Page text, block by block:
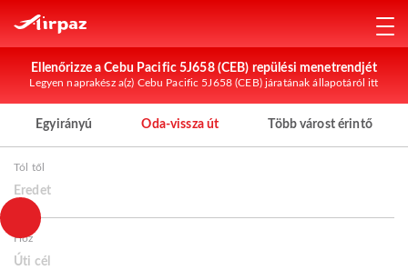
Ellenőrizze a Cebu Pacific 5J658 (CEB) repülési menetrendjét
Legyen naprakész a(z) Cebu Pacific 5J658 (CEB) járatának állapotáról itt
Egyirányú Oda-vissza út Több várost érintő
Tól től
Eredet
Hoz
Úti cél